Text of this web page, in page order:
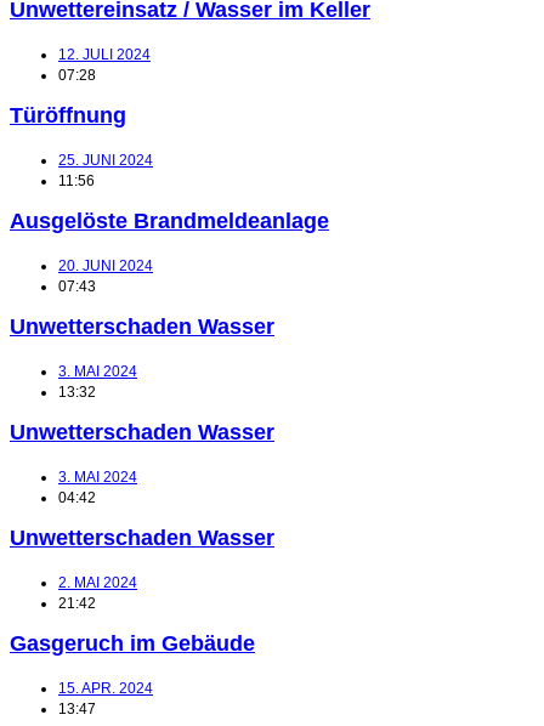
Unwettereinsatz / Wasser im Keller
12. JULI 2024
07:28
Türöffnung
25. JUNI 2024
11:56
Ausgelöste Brandmeldeanlage
20. JUNI 2024
07:43
Unwetterschaden Wasser
3. MAI 2024
13:32
Unwetterschaden Wasser
3. MAI 2024
04:42
Unwetterschaden Wasser
2. MAI 2024
21:42
Gasgeruch im Gebäude
15. APR. 2024
13:47